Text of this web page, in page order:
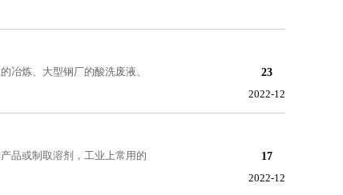
冶炼、大型钢厂的酸洗废液、
23
2022-12
品或制取溶剂，工业上常用的
17
2022-12